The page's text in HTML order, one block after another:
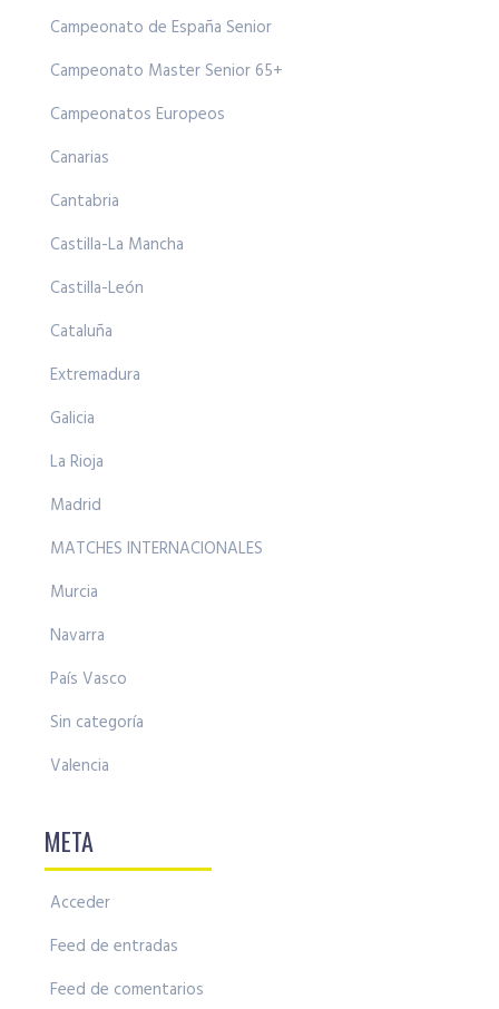
Campeonato de España Senior
Campeonato Master Senior 65+
Campeonatos Europeos
Canarias
Cantabria
Castilla-La Mancha
Castilla-León
Cataluña
Extremadura
Galicia
La Rioja
Madrid
MATCHES INTERNACIONALES
Murcia
Navarra
País Vasco
Sin categoría
Valencia
META
Acceder
Feed de entradas
Feed de comentarios